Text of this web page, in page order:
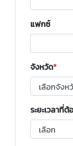
แฟกซ์
จังหวัด
ระยะเวลาที่